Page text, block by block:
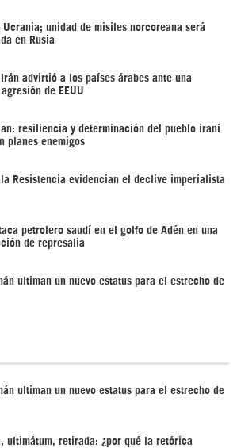
Ucrania; unidad de misiles norcoreana será
en Rusia
Irán advirtió a los países árabes ante una
de EEUU
resiliencia y determinación del pueblo iraní
planes enemigos
la Resistencia evidencian el declive imperialista
petrolero saudí en el golfo de Adén en una
de represalia
ultiman un nuevo estatus para el estrecho de
ultiman un nuevo estatus para el estrecho de
ultimátum, retirada: ¿por qué la retórica